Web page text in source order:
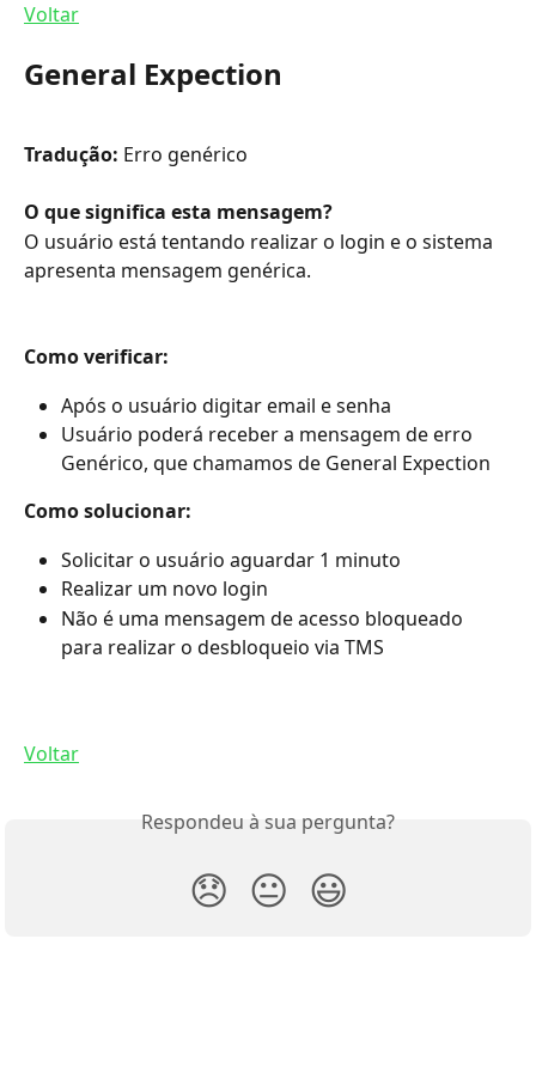
Voltar
General Expection
Tradução: Erro genérico
O que significa esta mensagem?
O usuário está tentando realizar o login e o sistema
apresenta mensagem genérica.
Como verificar:
Após o usuário digitar email e senha
Usuário poderá receber a mensagem de erro
Genérico, que chamamos de General Expection
Como solucionar:
Solicitar o usuário aguardar 1 minuto
Realizar um novo login
Não é uma mensagem de acesso bloqueado
para realizar o desbloqueio via TMS
Voltar
Respondeu à sua pergunta?
😞 😐 😃